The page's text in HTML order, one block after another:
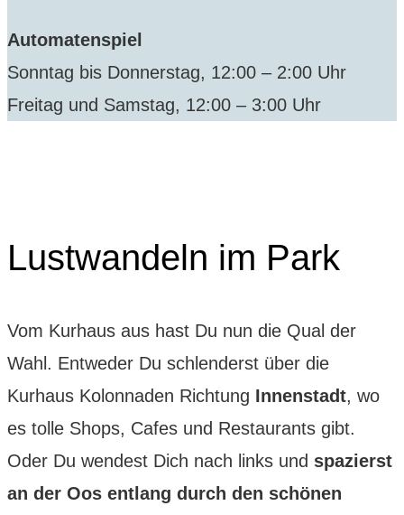
Automatenspiel
Sonntag bis Donnerstag, 12:00 – 2:00 Uhr
Freitag und Samstag, 12:00 – 3:00 Uhr
Lustwandeln im Park
Vom Kurhaus aus hast Du nun die Qual der
Wahl. Entweder Du schlenderst über die
Kurhaus Kolonnaden Richtung Innenstadt, wo
es tolle Shops, Cafes und Restaurants gibt.
Oder Du wendest Dich nach links und spazierst
an der Oos entlang durch den schönen